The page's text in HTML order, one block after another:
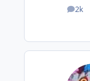
2k
posts